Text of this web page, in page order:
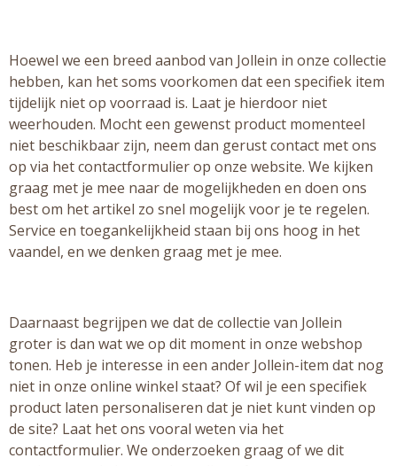
Hoewel we een breed aanbod van Jollein in onze collectie
hebben, kan het soms voorkomen dat een specifiek item
tijdelijk niet op voorraad is. Laat je hierdoor niet
weerhouden. Mocht een gewenst product momenteel
niet beschikbaar zijn, neem dan gerust contact met ons
op via het contactformulier op onze website. We kijken
graag met je mee naar de mogelijkheden en doen ons
best om het artikel zo snel mogelijk voor je te regelen.
Service en toegankelijkheid staan bij ons hoog in het
vaandel, en we denken graag met je mee.
Daarnaast begrijpen we dat de collectie van Jollein
groter is dan wat we op dit moment in onze webshop
tonen. Heb je interesse in een ander Jollein-item dat nog
niet in onze online winkel staat? Of wil je een specifiek
product laten personaliseren dat je niet kunt vinden op
de site? Laat het ons vooral weten via het
contactformulier. We onderzoeken graag of we dit